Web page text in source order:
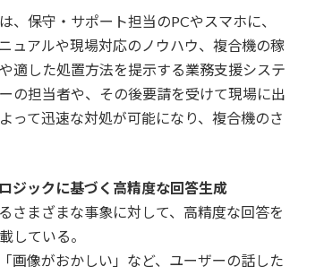
保守・サポート担当のPCやスマホに、
ュアルや現場対応のノウハウ、複合機の稼
適した処置方法を提示する業務支援システ
の担当者や、その後要請を受けて現場に出
って迅速な対処が可能になり、複合機のさ
ジックに基づく高精度な回答生成
まざまな事象に対して、高精度な回答を
している。
像がおかしい」など、ユーザーの話した